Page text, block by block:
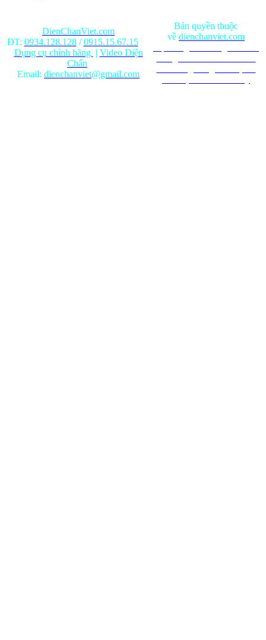
DienChanViet.com
ĐT: 0934.128.128/0915.15.67.15
Dụng cụ chính hãng | Video Diện
Chẩn
Email: dienchanviet@gmail.com
Bản quyền thuộc
về dienchanviet.com